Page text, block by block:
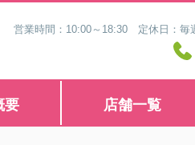
営業時間：10:00～18:30 定休日：
要 店舗一覧